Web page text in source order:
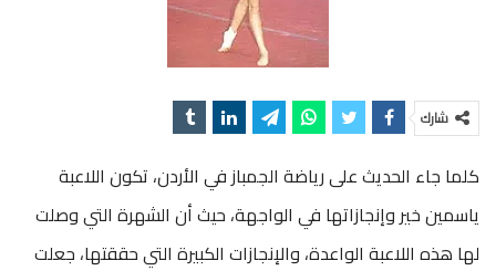
شارك
كلما جاء الحديث على رياضة الجمباز في الأردن، تكون اللاعبة
ياسمين خير وإنجازاتها في الواجهة، حيث أن الشهرة التي وصلت
لها هذه اللاعبة الواعدة، والإنجازات الكبيرة التي حققتها، جعلت